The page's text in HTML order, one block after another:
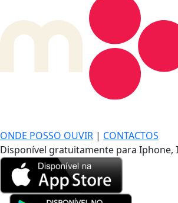
ONDE POSSO OUVIR | CONTACTOS
Disponível gratuitamente para Iphone,